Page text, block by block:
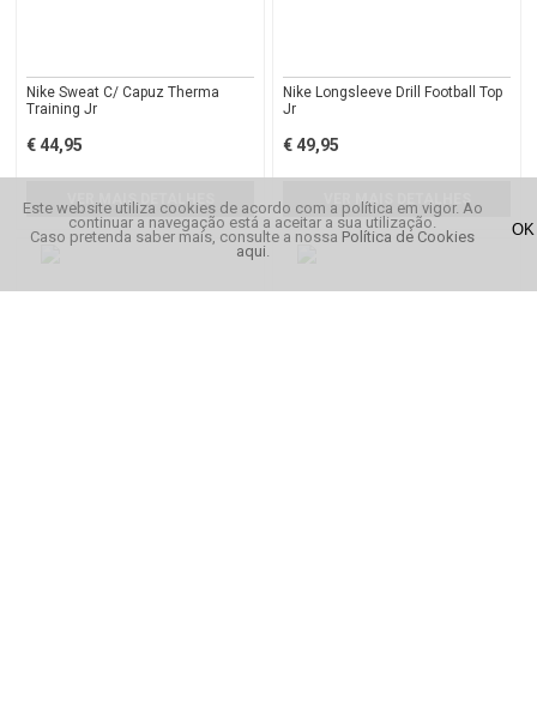
Nike Sweat C/ Capuz Therma
Training Jr
€ 44,95
VER MAIS DETALHES
Nike Longsleeve Drill Football Top
Jr
€ 49,95
VER MAIS DETALHES
Este website utiliza cookies de acordo com a política em vigor. Ao
continuar a navegação está a aceitar a sua utilização.
Caso pretenda saber mais, consulte a nossa Política de Cookies
aqui.